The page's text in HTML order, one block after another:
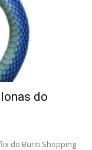
do
do Buriti Shopping